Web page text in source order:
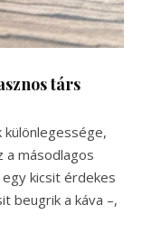
társ
a másodlagos
kicsit érdekes
beugrik a káva –,